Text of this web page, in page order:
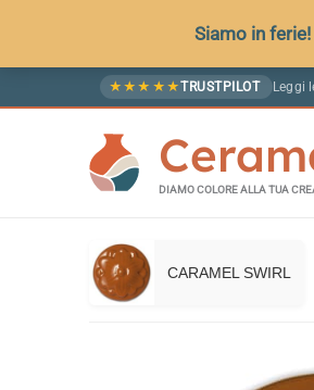
Siamo in ferie!
al
★ ★ ★ ★ ★TRUSTPILOT Leggi
DIAMO COLORE ALLA TUA
CARAMEL SWIRL